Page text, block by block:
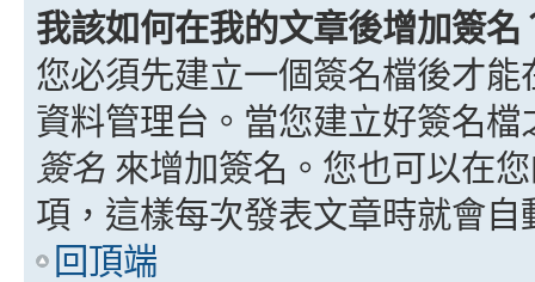
我該如何在我的文章後增加簽名
您必須先建立一個簽名檔後才
資料管理台。當您建立好簽名
簽名 來增加簽名。您也可以在
項，這樣每次發表文章時就會自
回頂端